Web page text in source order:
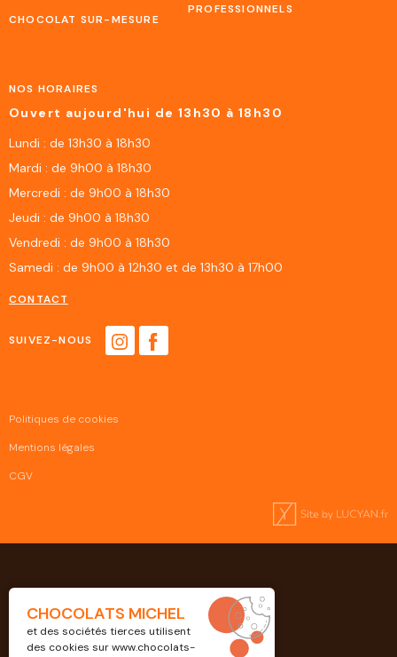
CHOCOLAT SUR-MESURE
PROFESSIONNELS
NOS HORAIRES
Ouvert aujourd'hui de 13h30 à 18h30
Lundi : de 13h30 à 18h30
Mardi : de 9h00 à 18h30
Mercredi : de 9h00 à 18h30
Jeudi : de 9h00 à 18h30
Vendredi : de 9h00 à 18h30
Samedi : de 9h00 à 12h30 et de 13h30 à 17h00
CONTACT
SUIVEZ-NOUS
Politiques de cookies
Mentions légales
CGV
CHOCOLATS MICHEL
et des sociétés tierces utilisent
des cookies surwww.chocolats-